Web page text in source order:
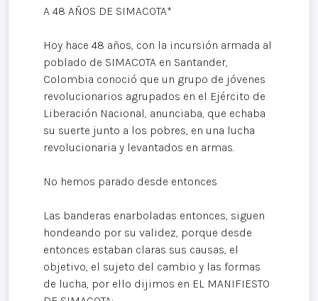
A 48 AÑOS DE SIMACOTA*
Hoy hace 48 años, con la incursión armada al
poblado de SIMACOTA en Santander,
Colombia conoció que un grupo de jóvenes
revolucionarios agrupados en el Ejército de
Liberación Nacional, anunciaba, que echaba
su suerte junto a los pobres, en una lucha
revolucionaria y levantados en armas.
No hemos parado desde entonces
Las banderas enarboladas entonces, siguen
hondeando por su validez, porque desde
entonces estaban claras sus causas, el
objetivo, el sujeto del cambio y las formas
de lucha, por ello dijimos en EL MANIFIESTO